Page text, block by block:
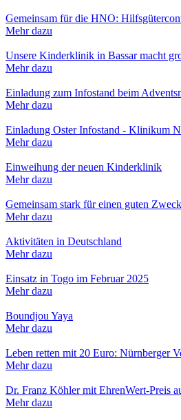
Gemeinsam für die HNO:
Mehr dazu
Unsere Kinderklinik in Bassar macht
Mehr dazu
Einladung zum Infostand beim
Mehr dazu
Einladung Oster Infostand - Klinikum
Mehr dazu
Einweihung der neuen Kinderklinik
Mehr dazu
Gemeinsam stark für einen guten Zweck
Mehr dazu
Aktivitäten in Deutschland
Mehr dazu
Einsatz in Togo im Februar 2025
Mehr dazu
Boundjou Yaya
Mehr dazu
Leben retten mit 20 Euro: Nürnberger
Mehr dazu
Dr. Franz Köhler mit EhrenWert-Preis
Mehr dazu